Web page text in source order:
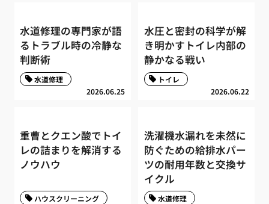
水道修理の専門家が語
るトラブル時の冷静な
判断術
2026.06.25
水道修理
水圧と密封の科学が解
き明かすトイレ内部の
静かなる戦い
2026.06.22
トイレ
重曹とクエン酸でトイ
レの詰まりを解消する
ノウハウ
ハウスクリーニング
洗濯機水漏れを未然に
防ぐための給排水パー
ツの耐用年数と交換サ
イクル
水道修理